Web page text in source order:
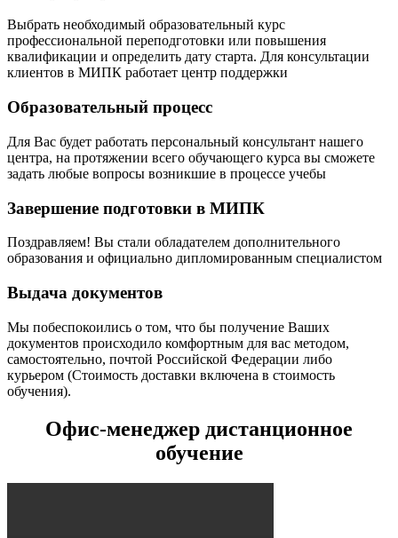
Выбрать необходимый образовательный курс
профессиональной переподготовки или повышения
квалификации и определить дату старта. Для консультации
клиентов в МИПК работает центр поддержки
Образовательный процесс
Для Вас будет работать персональный консультант нашего
центра, на протяжении всего обучающего курса вы сможете
задать любые вопросы возникшие в процессе учебы
Завершение подготовки в МИПК
Поздравляем! Вы стали обладателем дополнительного
образования и официально дипломированным специалистом
Выдача документов
Мы побеспокоились о том, что бы получение Ваших
документов происходило комфортным для вас методом,
самостоятельно, почтой Российской Федерации либо
курьером (Стоимость доставки включена в стоимость
обучения).
Офис-менеджер дистанционное
обучение